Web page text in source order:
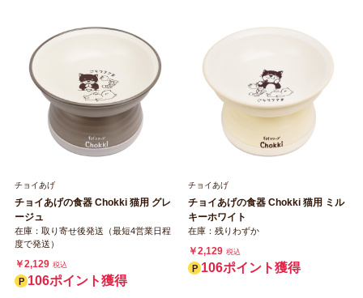
チョイあげ
チョイあげの食器 Chоkki 猫用 グレ
ージュ
在庫：取り寄せ後発送（最短4営業日程
度で発送）
￥2,129 税込
106ポイント獲得
チョイあげ
チョイあげの食器 Chоkki 猫用 ミル
キーホワイト
在庫：残りわずか
￥2,129 税込
106ポイント獲得